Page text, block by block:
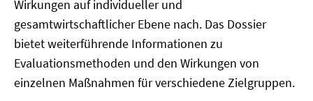
Wirkungen auf individueller und
gesamtwirtschaftlicher Ebene nach. Das Dossier
bietet weiterführende Informationen zu
Evaluationsmethoden und den Wirkungen von
einzelnen Maßnahmen für verschiedene Zielgruppen.